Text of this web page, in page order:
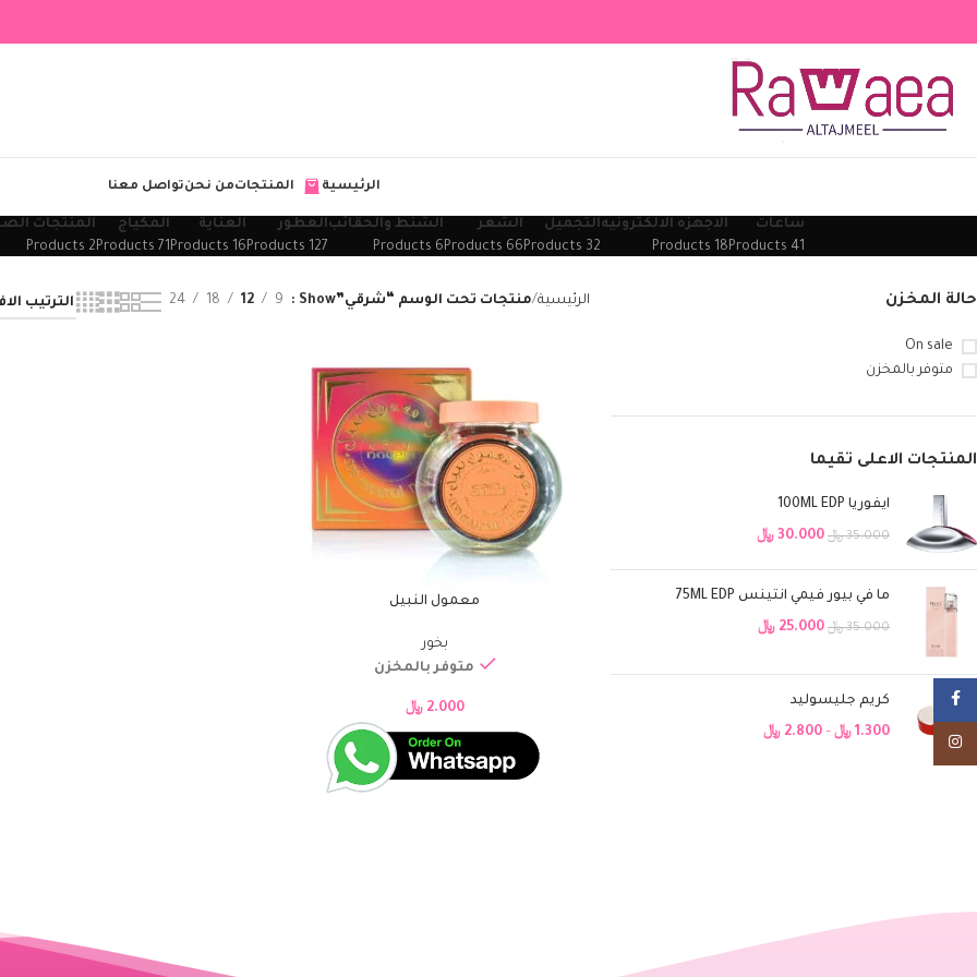
الرئيسية المنتجاتمن نحنتواصل معنا
ساعات
41 Products
الاجهزه الالكترونيه
18 Products
التجميل
32 Products
الشعر
66 Products
الشنط والحقائب
6 Products
العطور
127 Products
العناية
16 Products
المكياج
71 Products
المنتجات
2 Products
حالة المخزن
On sale
متوفر بالمخزن
المنتجات الاعلى تقيما
ايفوريا 100ML EDP
35.000 ﷼ 30.000 ﷼
ما في بيور فيمي انتينس 75ML EDP
35.000 ﷼ 25.000 ﷼
كريم جليسوليد
1.300 ﷼ –
2.800 ﷼
الرئيسية منتجات تحت الوسم “شرقي”Show
9
12
18
24
معمول النبيل
بخور
متوفر بالمخزن
2.000 ﷼
Facebook